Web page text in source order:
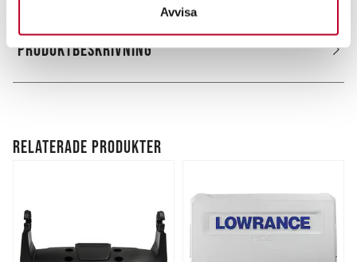
Du kan ändra eller dra tillbaka ditt samtycke när som
helst från cookie-förklaringen.
information från din enhet till de sociala medier och
information som du har tillhandahållit eller som de har
samlat in när du har använt deras tjänster.
Avvisa
PRODUKTBESKRIVNING
RELATERADE PRODUKTER